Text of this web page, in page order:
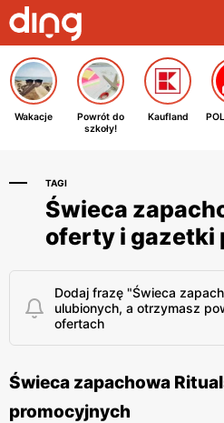
Wakacje
Powrót do
szkoły!
Kaufland
TAGI
Świeca
oferty i gazetki
Dodaj frazę "Świeca
ulubionych, a otrzymasz
ofertach
Świeca zapachowa
promocyjnych